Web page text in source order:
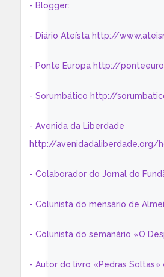
- Blogger:
- Diário Ateísta http://
- Ponte Europa http://
- Sorumbático http://
- Avenida da Liberdade
http://avenidadaliberdade.org/
- Colaborador do Jornal do
- Colunista do mensário de
- Colunista do semanário «O
- Autor do livro «Pedras